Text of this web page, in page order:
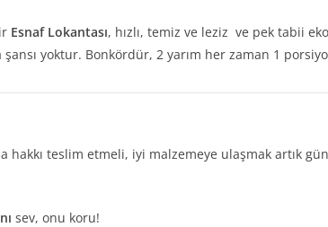
Esnaf Lokantası, hızlı, temiz ve leziz ve pek tabii
yoktur. Bonkördür, 2 yarım her zaman 1
hakkı teslim etmeli, iyi malzemeye ulaşmak artık
sev, onu koru!